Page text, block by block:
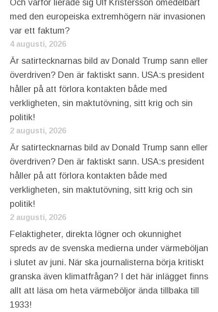
Och varför lierade sig Ulf Kristersson omedelbart
med den europeiska extremhögern när invasionen
var ett faktum?
4 augusti, 2026
Är satirtecknarnas bild av Donald Trump sann eller
överdriven? Den är faktiskt sann. USA:s president
håller på att förlora kontakten både med
verkligheten, sin maktutövning, sitt krig och sin
politik!
2 augusti, 2026
Är satirtecknarnas bild av Donald Trump sann eller
överdriven? Den är faktiskt sann. USA:s president
håller på att förlora kontakten både med
verkligheten, sin maktutövning, sitt krig och sin
politik!
2 augusti, 2026
Felaktigheter, direkta lögner och okunnighet
spreds av de svenska medierna under värmeböljan
i slutet av juni. När ska journalisterna börja kritiskt
granska även klimatfrågan? I det här inlägget finns
allt att läsa om heta värmeböljor ända tillbaka till
1933!